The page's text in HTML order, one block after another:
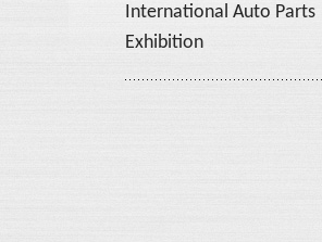
International Auto Parts
Exhibition